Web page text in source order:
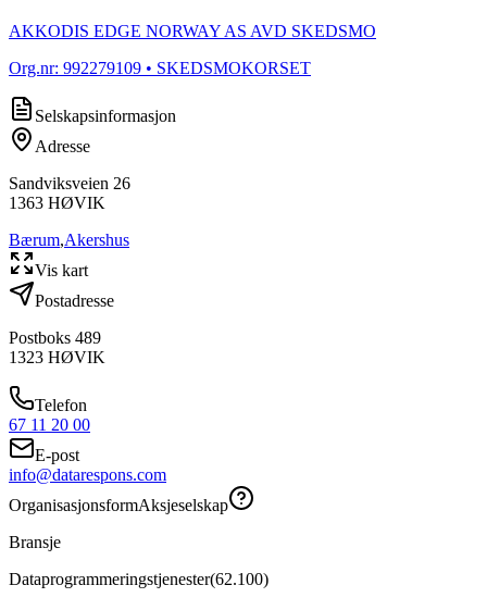
AKKODIS EDGE NORWAY AS AVD SKEDSMO
Org.nr: 992279109 • SKEDSMOKORSET
Selskapsinformasjon
Adresse
Sandviksveien 26
1363 HØVIK
Bærum,Akershus
Vis kart
Postadresse
Postboks 489
1323 HØVIK
Telefon
67 11 20 00
E-post
info@datarespons.com
OrganisasjonsformAksjeselskap
Bransje
Dataprogrammeringstjenester(62.100)